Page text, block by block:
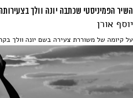
השיר הפמיניסטי שכתבה יונה וולך
יוסף אורן
על קיומה של משוררת צעירה בשם יונה וולך